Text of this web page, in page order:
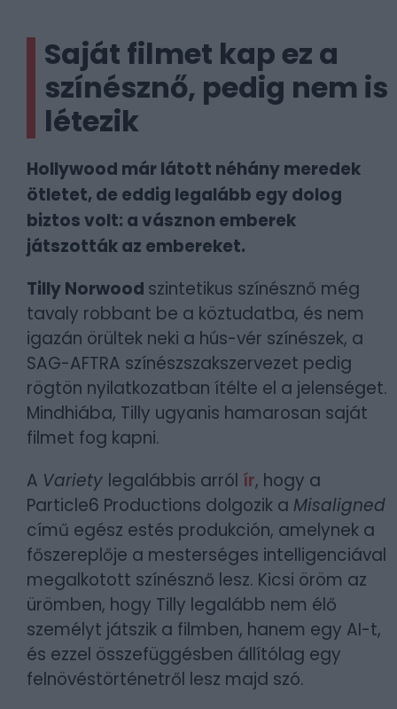
Saját filmet kap ez a
színésznő, pedig nem is
létezik
Hollywood már látott néhány meredek
ötletet, de eddig legalább egy dolog
biztos volt: a vásznon emberek
játszották az embereket.
Tilly Norwood szintetikus színésznő még
tavaly robbant be a köztudatba, és nem
igazán örültek neki a hús-vér színészek, a
SAG-AFTRA színészszakszervezet pedig
rögtön nyilatkozatban ítélte el a jelenséget.
Mindhiába, Tilly ugyanis hamarosan saját
filmet fog kapni.
A Variety legalábbis arról ír, hogy a
Particle6 Productions dolgozik a Misaligned
című egész estés produkción, amelynek a
főszereplője a mesterséges intelligenciával
megalkotott színésznő lesz. Kicsi öröm az
ürömben, hogy Tilly legalább nem élő
személyt játszik a filmben, hanem egy AI-t,
és ezzel összefüggésben állítólag egy
felnövéstörténetről lesz majd szó.